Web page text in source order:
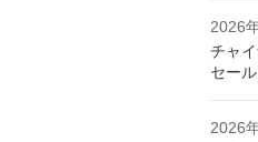
2026
チャ
セー
2026